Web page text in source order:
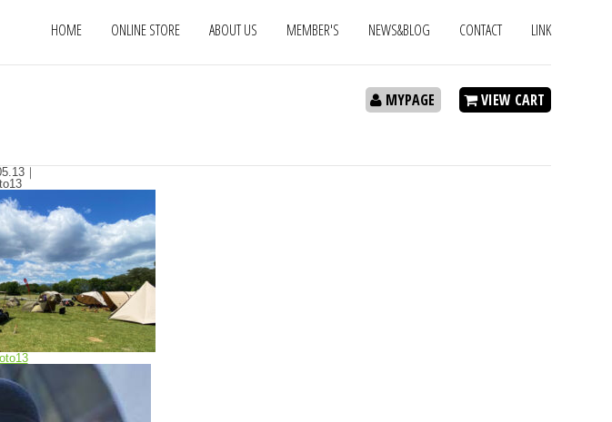
HOME ONLINE STORE ABOUT US MEMBER'S NEWS&BLOG CONTACT LINK
VIEW CART
MYPAGE
｜